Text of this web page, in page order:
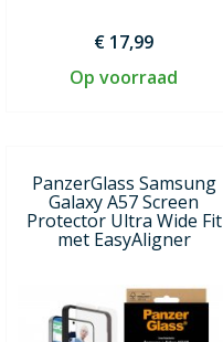
€ 17,99
Op voorraad
PanzerGlass Samsung
Galaxy A57 Screen
Protector Ultra Wide Fit
met EasyAligner